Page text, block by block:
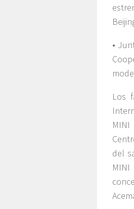
•
Los
del